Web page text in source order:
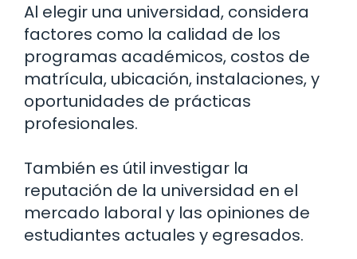
Al elegir una universidad, considera
factores como la calidad de los
programas académicos, costos de
matrícula, ubicación, instalaciones, y
oportunidades de prácticas
profesionales.
También es útil investigar la
reputación de la universidad en el
mercado laboral y las opiniones de
estudiantes actuales y egresados.